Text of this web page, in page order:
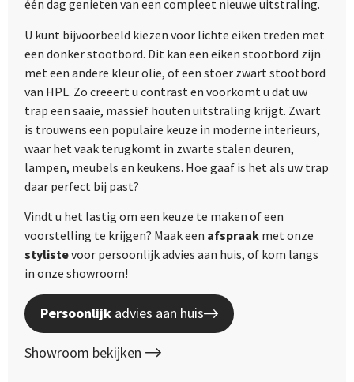
één dag genieten van een compleet nieuwe uitstraling.
U kunt bijvoorbeeld kiezen voor lichte eiken treden met
een donker stootbord. Dit kan een eiken stootbord zijn
met een andere kleur olie, of een stoer zwart stootbord
van HPL. Zo creëert u contrast en voorkomt u dat uw
trap een saaie, massief houten uitstraling krijgt. Zwart
is trouwens een populaire keuze in moderne interieurs,
waar het vaak terugkomt in zwarte stalen deuren,
lampen, meubels en keukens. Hoe gaaf is het als uw trap
daar perfect bij past?
Vindt u het lastig om een keuze te maken of een
voorstelling te krijgen? Maak een afspraak met onze
stylistevoor persoonlijk advies aan huis, of kom langs
in onze showroom!
Persoonlijk advies aan huis
Showroom bekijken